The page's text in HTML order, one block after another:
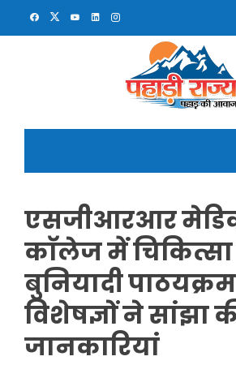
एसजीआरआर
काॅलेज में चिकित्सा
बुनियादी
विशेषज्ञों ने सांझा
जानकारियां